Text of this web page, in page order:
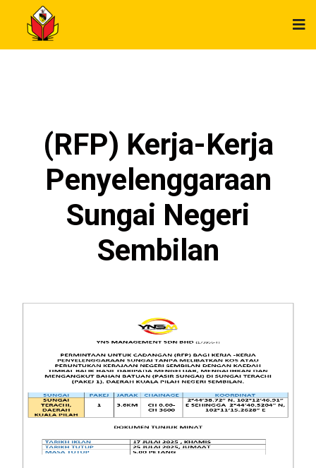
(RFP) Kerja-Kerja
Penyelenggaraan
Sungai Negeri
Sembilan